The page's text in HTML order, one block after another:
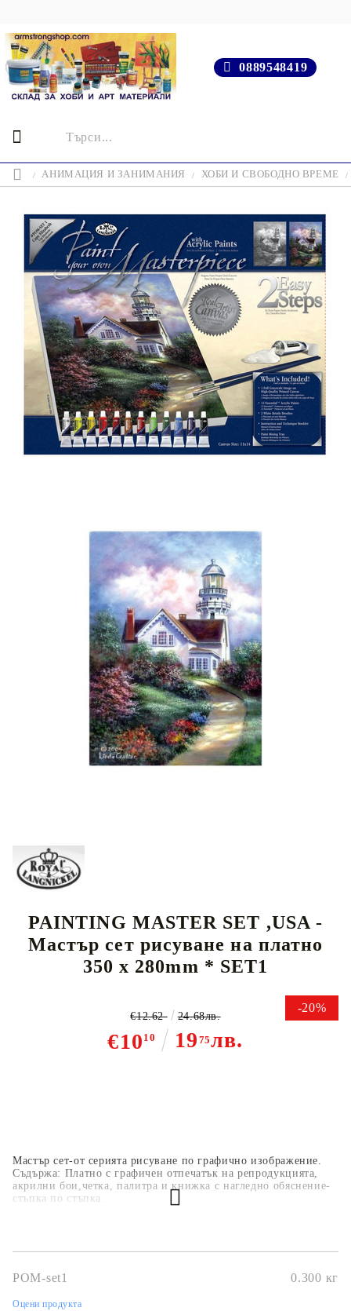
0889548419
АНИМАЦИЯ И ЗАНИМАНИЯ ХОБИ И СВОБОДНО ВРЕМЕ
PAINTING MASTER SET ,USA -
Мастър сет рисуване на платно
350 x 280mm * SET1
-20%
€10 10 19 75лв.
€12.62 24.68лв.
Мастър сет-от серията рисуване по графично изображение.
Съдържа: Платно с графичен отпечатък на репродукцията,
акрилни бои,четка, палитра и книжка с нагледно обяснение-
стъпка по стъпка.
POM-set1 0.300 кг
Оцени продукта